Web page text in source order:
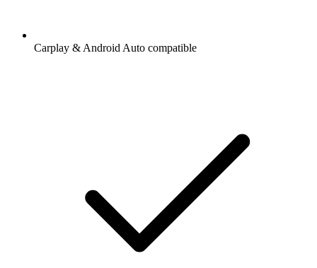
Carplay & Android Auto compatible